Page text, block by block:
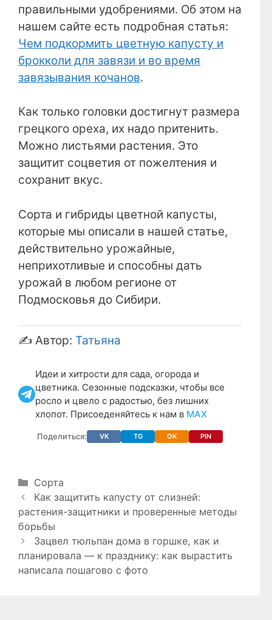
правильными удобрениями. Об этом на
нашем сайте есть подробная статья:
Чем подкормить цветную капусту и
брокколи для завязи и во время
завязывания кочанов.
Как только головки достигнут размера
грецкого ореха, их надо притенить.
Можно листьями растения. Это
защитит соцветия от пожелтения и
сохранит вкус.
Сорта и гибриды цветной капусты,
которые мы описали в нашей статье,
действительно урожайные,
неприхотливые и способны дать
урожай в любом регионе от
Подмосковья до Сибири.
✍️ Автор: Татьяна
Идеи и хитрости для сада, огорода и
цветника. Сезонные подсказки, чтобы все
росло и цвело с радостью, без лишних
хлопот. Присоеденяйтесь к нам в МАХ
Поделиться: VK TG OK PIN
Рубрики
Сорта
Как защитить капусту от слизней:
растения-защитники и проверенные методы
борьбы
Зацвел тюльпан дома в горшке, как и
планировала — к празднику: как вырастить
написала пошагово с фото